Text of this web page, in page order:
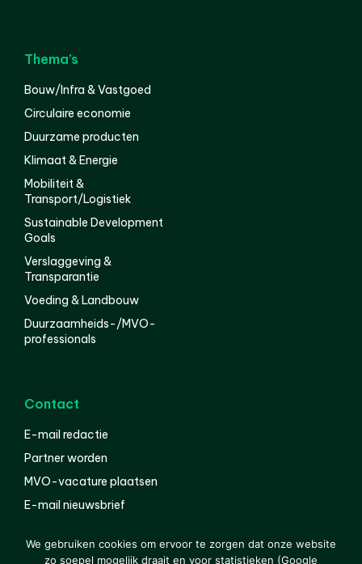
Thema’s
Bouw/Infra & Vastgoed
Circulaire economie
Duurzame producten
Klimaat & Energie
Mobiliteit &
Transport/Logistiek
Sustainable Development
Goals
Verslaggeving &
Transparantie
Voeding & Landbouw
Duurzaamheids-/MVO-
professionals
Contact
E-mail redactie
Partner worden
MVO-vacature plaatsen
E-mail nieuwsbrief
We gebruiken cookies om ervoor te zorgen dat onze website
zo soepel mogelijk draait en voor statistieken (Google